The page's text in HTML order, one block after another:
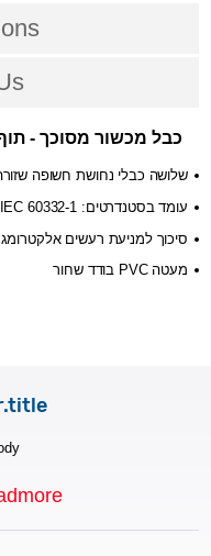
כבל מכשור מסוכך- תוף
שלושה כבלי נחושת חשופה שזורה
עומד בסטנדרטים: IEC 60332-1
סיכוך למניעת רעשים
מעטה PVC בודד שחור